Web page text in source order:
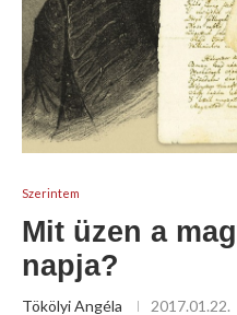
Szerintem
Mit üzen a
napja?
Tökölyi Angéla 2017.01.22.